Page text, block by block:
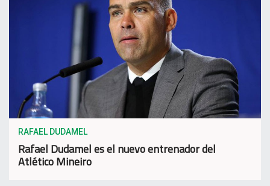
RAFAEL DUDAMEL
Rafael Dudamel es el nuevo entrenador del
Atlético Mineiro